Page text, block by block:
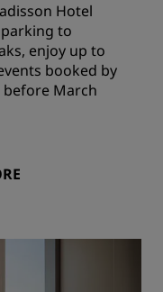
Hotel
to
enjoy up to
booked by
before March